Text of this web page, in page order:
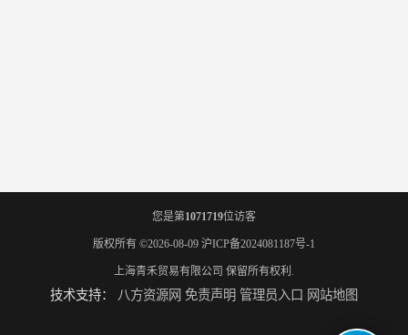
您是第1071719位访客
版权所有 ©2026-08-09 沪ICP备2024081187号-1
上海青禾贸易有限公司 保留所有权利.
技术支持： 八方资源网 免责声明 管理员入口 网站地图